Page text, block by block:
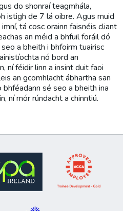
do shonraí teagmhála,
istigh de 7 lá oibre. Agus muid
tá cosc orainn faisnéis cliant
an méid a bhfuil foráil dó
a bheith i bhfoirm tuairisc
nó bord an
ní féidir linn a insint duit faoi
an gcomhlacht ábhartha san
sé seo a bheith ina
ní mór rúndacht a chinntiú.